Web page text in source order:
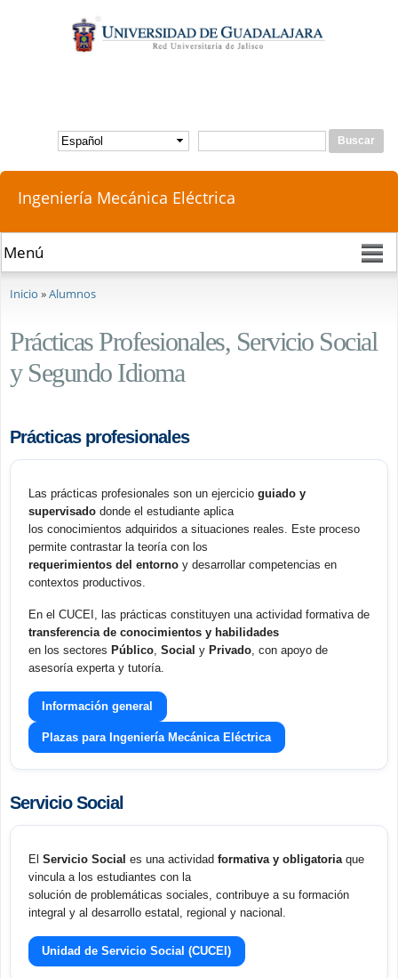
contenido
principal
Formulario de búsqueda
Buscar
Ingeniería Mecánica Eléctrica
Inicio »Alumnos
Prácticas Profesionales, Servicio Social
y Segundo Idioma
Prácticas profesionales
Las prácticas profesionales son un ejercicio guiado y
supervisado donde el estudiante aplica
los conocimientos adquiridos a situaciones reales. Este proceso
permite contrastar la teoría con los
requerimientos del entorno y desarrollar competencias en
contextos productivos.
En el CUCEI, las prácticas constituyen una actividad formativa de
transferencia de conocimientos y habilidades
en los sectores Público Social y Privado , con apoyo de
asesoría experta y tutoría.
Información general
Plazas para Ingeniería Mecánica Eléctrica
Servicio Social
El Servicio Social es una actividad formativa y obligatoria que
vincula a los estudiantes con la
solución de problemáticas sociales, contribuye a su formación
integral y al desarrollo estatal, regional y nacional.
Unidad de Servicio Social (CUCEI)